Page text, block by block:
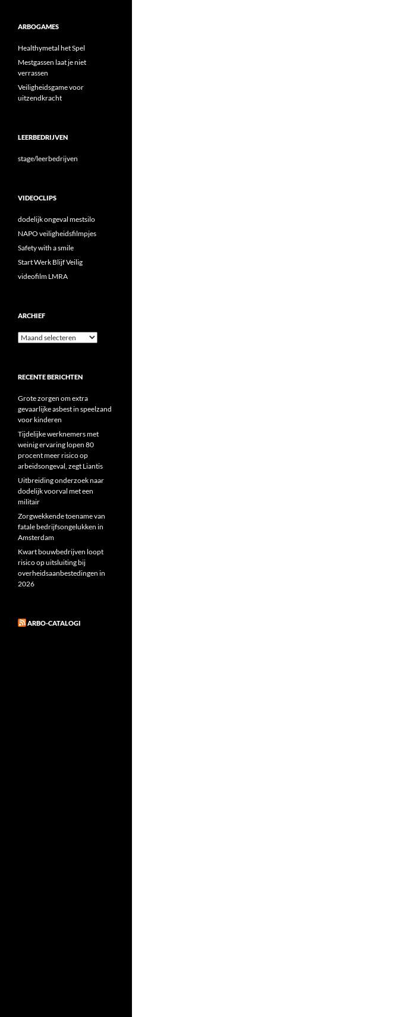
ARBOGAMES
Healthymetal het Spel
Mestgassen laat je niet
verrassen
Veiligheidsgame voor
uitzendkracht
LEERBEDRIJVEN
stage/leerbedrijven
VIDEOCLIPS
dodelijk ongeval mestsilo
NAPO veiligheidsfilmpjes
Safety with a smile
Start Werk Blijf Veilig
videofilm LMRA
ARCHIEF
Archief
RECENTE BERICHTEN
Grote zorgen om extra
gevaarlijke asbest in speelzand
voor kinderen
Tijdelijke werknemers met
weinig ervaring lopen 80
procent meer risico op
arbeidsongeval, zegt Liantis
Uitbreiding onderzoek naar
dodelijk voorval met een
militair
Zorgwekkende toename van
fatale bedrijfsongelukken in
Amsterdam
Kwart bouwbedrijven loopt
risico op uitsluiting bij
overheidsaanbestedingen in
2026
ARBO-CATALOGI